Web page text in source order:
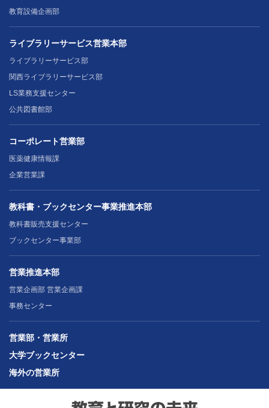
教育設備企画部
ライブラリーサービス営業本部
ライブラリーサービス部
関西ライブラリーサービス部
LS業務支援センター
公共図書館部
コーポレート営業部
医薬健康情報課
企業営業課
教科書・ブックセンター事業推進本部
教科書販売支援センター
ブックセンター事業部
営業推進本部
営業企画部 営業企画課
事務センター
営業部・営業所
大学ブックセンター
海外の営業所